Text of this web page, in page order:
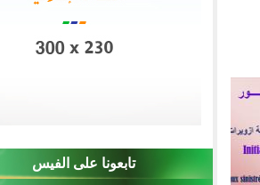
تابعونا على الفيس